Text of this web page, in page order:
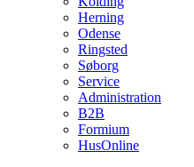
Herning
Odense
Ringsted
Søborg
Service
Administration
B2B
Formium
HusOnline